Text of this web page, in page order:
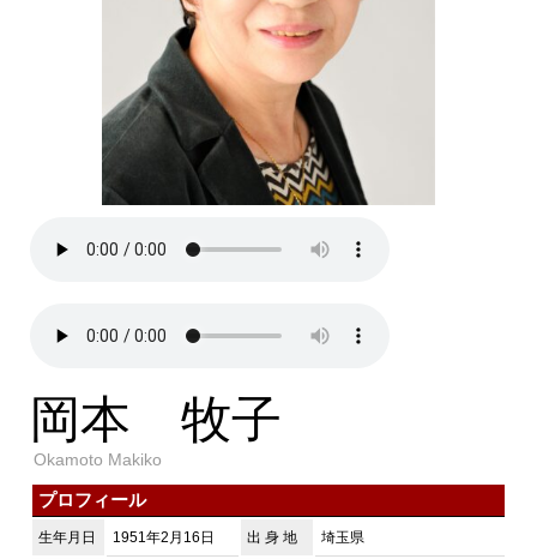
岡本 牧子
Okamoto Makiko
プロフィール
生年月日 1951年2月16日 出 身 地 埼玉県